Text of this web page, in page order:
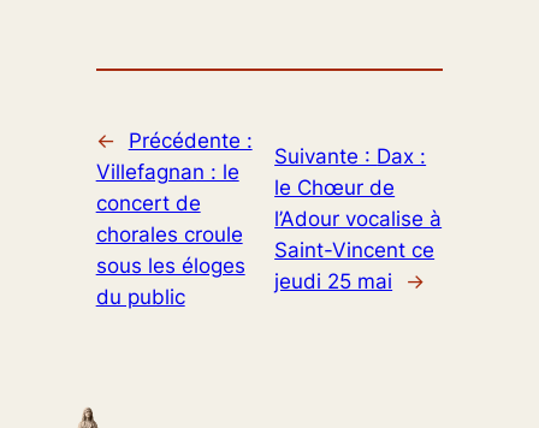
←
Précédente :
Villefagnan : le
concert de
chorales croule
sous les éloges
du public
Suivante : Dax :
le Chœur de
l’Adour vocalise à
Saint-Vincent ce
jeudi 25 mai
→